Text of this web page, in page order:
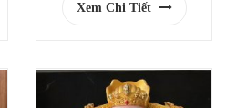
Xem Chi Tiết